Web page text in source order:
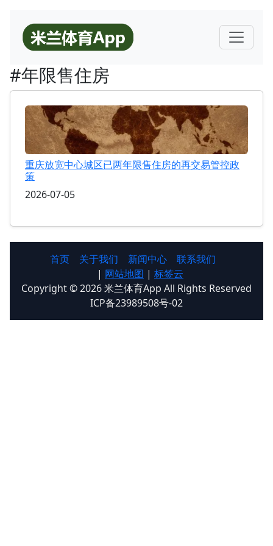
#年限售住房
重庆放宽中心城区已两年限售住房的再交易管控政
策
2026-07-05
首页 关于我们 新闻中心
联系我们
| 网站地图 | 标签云
Copyright © 2026 米兰体育App All Rights Reserved
ICP备23989508号-02